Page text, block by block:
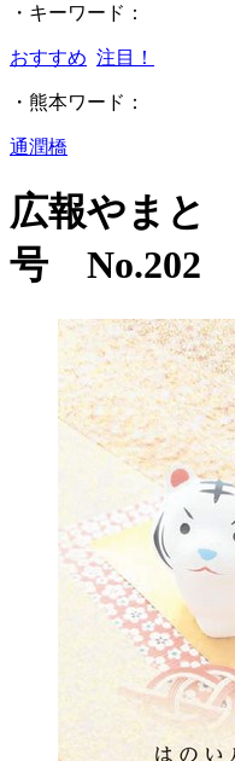
・キーワード：
おすすめ 注目！
・熊本ワード：
通潤橋
広報やまと
号 No.202